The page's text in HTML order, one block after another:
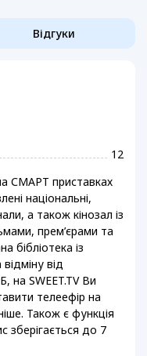
Відгуки
12
СМАРТ приставках
національні,
а також кінозал із
прем’єрами та
бібліотека із
від
на SWEET.TV Ви
телеефір на
Також є функція
зберігається до 7